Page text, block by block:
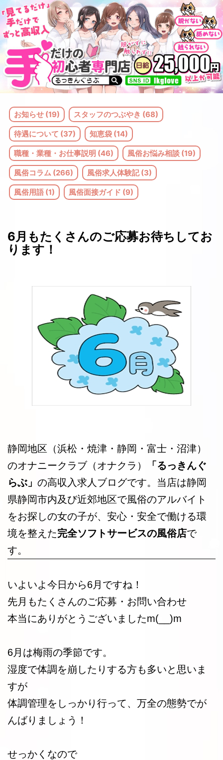
コ
ン
テ
ン
ツ
へ
ス
キ
プ
お知らせ (19) スタッフのつぶやき (68)
待遇について (37) 知恵袋 (14)
職種・業種・お仕事説明 (46) 風俗お悩み相談 (19)
風俗コラム (266) 風俗求人体験記 (3)
風俗用語 (1) 風俗面接ガイド (9)
6月もたくさんのご応募お待ちしてお
ります！
静岡地区（浜松・焼津・静岡・富士・沼津）
のオナニークラブ（オナクラ）
「るっきんぐ
らぶ」 の高収入求人ブログです。当店は静岡
県静岡市内及び近郊地区で風俗のアルバイト
をお探しの女の子が、安心・安全で働ける環
境を整えた完全ソフトサービスの風俗店で
す。
いよいよ今日から6月ですね！
先月もたくさんのご応募・お問い合わせ
本当にありがとうございましたm(__)m
6月は梅雨の季節です。
湿度で体調を崩したりする方も多いと思いま
すが
体調管理をしっかり行って、万全の態勢でが
んばりましょう！
せっかくなので